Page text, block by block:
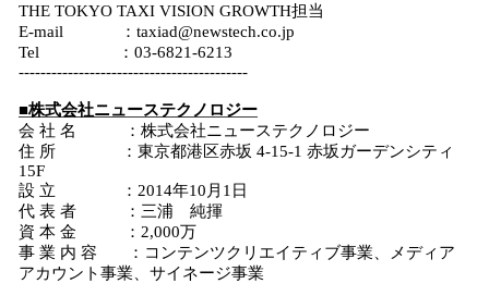
THE TOKYO TAXI VISION GROWTH担当
E-mail ：taxiad@newstech.co.jp
Tel ：03-6821-6213
------------------------------------------
■株式会社ニューステクノロジー
会 社 名 ：株式会社ニューステクノロジー
住 所 ：東京都港区赤坂 4-15-1 赤坂ガーデンシティ
15F
設 立 ：2014年10月1日
代 表 者 ：三浦 純揮
資 本 金 ：2,000万
事 業 内 容 ：コンテンツクリエイティブ事業、メディア
アカウント事業、サイネージ事業